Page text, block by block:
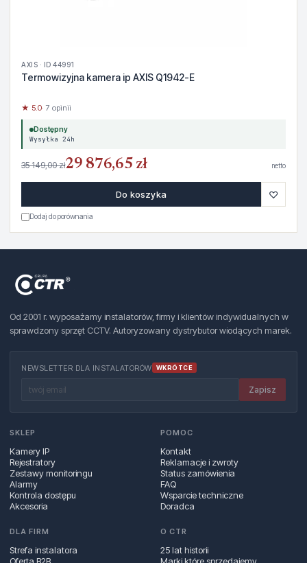
AXIS · ID 44991
Termowizyjna kamera ip AXIS Q1942-E
★ 5.0· 7 opinii
Dostępny
Wysyłka 24h
35 149,00 zł29 876,65 zł netto
Do koszyka ♡
Dodaj do porównania
Od 2001 r. wyposażamy instalatorów, firmy i klientów indywidualnych w
sprawdzony sprzęt CCTV. Autoryzowany dystrybutor wiodących marek.
NEWSLETTER DLA INSTALATORÓW WKRÓTCE
Zapisz
SKLEP
Kamery IP
Rejestratory
Zestawy monitoringu
Alarmy
Kontrola dostępu
Akcesoria
POMOC
Kontakt
Reklamacje i zwroty
Status zamówienia
FAQ
Wsparcie techniczne
Doradca
DLA FIRM
Strefa instalatora
O CTR
25 lat historii